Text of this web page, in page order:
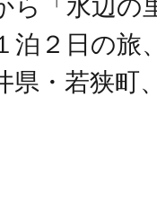
２日の旅
・若狭町、